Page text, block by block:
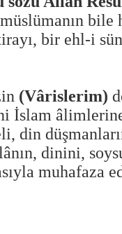
bile
bir ehl-i
(Vârislerim)
İslam
din
dinini,
muhafaza